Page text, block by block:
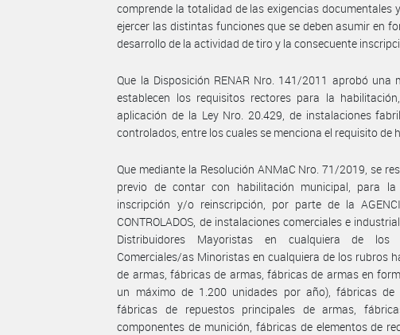
comprende la totalidad de las exigencias documentales
ejercer las distintas funciones que se deben asumir en
desarrollo de la actividad de tiro y la consecuente
Que la Disposición RENAR Nro. 141/2011 aprobó una
establecen los requisitos rectores para la
aplicación de la Ley Nro. 20.429, de instalaciones
controlados, entre los cuales se menciona el requisito de
Que mediante la Resolución ANMaC Nro. 71/2019, se
previo de contar con habilitación municipal, para la
inscripción y/o reinscripción, por parte de la
CONTROLADOS, de instalaciones comerciales e
Distribuidores Mayoristas en cualquiera de los
Comerciales/as Minoristas en cualquiera de los rubros
de armas, fábricas de armas, fábricas de armas en
un máximo de 1.200 unidades por año), fábricas de
fábricas de repuestos principales de armas,
componentes de munición, fábricas de elementos de